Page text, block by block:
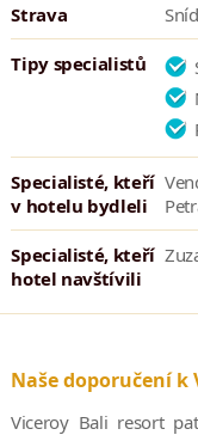
Strava
Tipy specialistů
Specialisté, kteří
v hotelu bydleli
Specialisté, kteří
hotel navštívili
Naše doporučení k
Viceroy Bali resort